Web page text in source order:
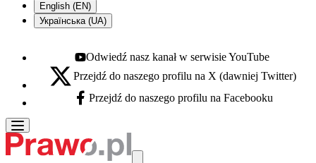
English (EN)
Українська (UA)
Youtube - otwiera się w nowej karcie
Odwiedź nasz kanał w serwisie YouTube
X - otwiera się w nowej karcie
Przejdź do naszego profilu na X (dawniej Twitter)
Facebook - otwiera się w nowej karcie
Przejdź do naszego profilu na Facebooku